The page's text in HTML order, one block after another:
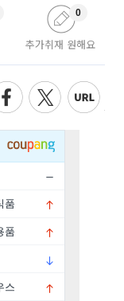
추가취재 원해요
0